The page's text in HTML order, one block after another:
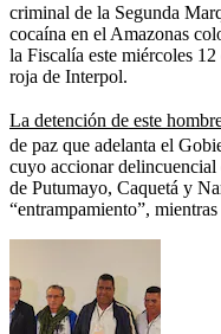
criminal de la Segunda
cocaína en el Amazonas
la Fiscalía este miércoles
roja de Interpol.
La detención de este
de paz que adelanta el
cuyo accionar delincuencial
de Putumayo, Caquetá y
“entrampamiento”,